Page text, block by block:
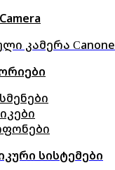
კამერა Сanone
სისტემები